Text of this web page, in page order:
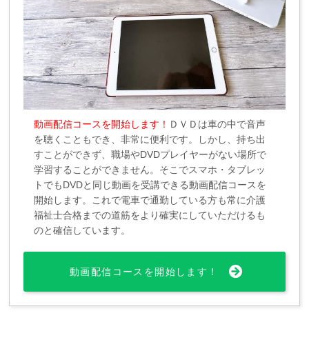
動画配信コースを開始します！ ＤＶＤは車の中で音声
を聴くこともでき、非常に便利です。しかし、持ち出
すことができず、職場やDVDプレイヤーがない場所で
学習することができません。そこでスマホ・タブレッ
トでもDVDと同じ動画を受講できる動画配信コースを
開始します。これで電車で通勤している方も常に介護
福祉士合格までの道筋をより確実にしていただけるも
のと確信しています。
動画配信コースを開始します！